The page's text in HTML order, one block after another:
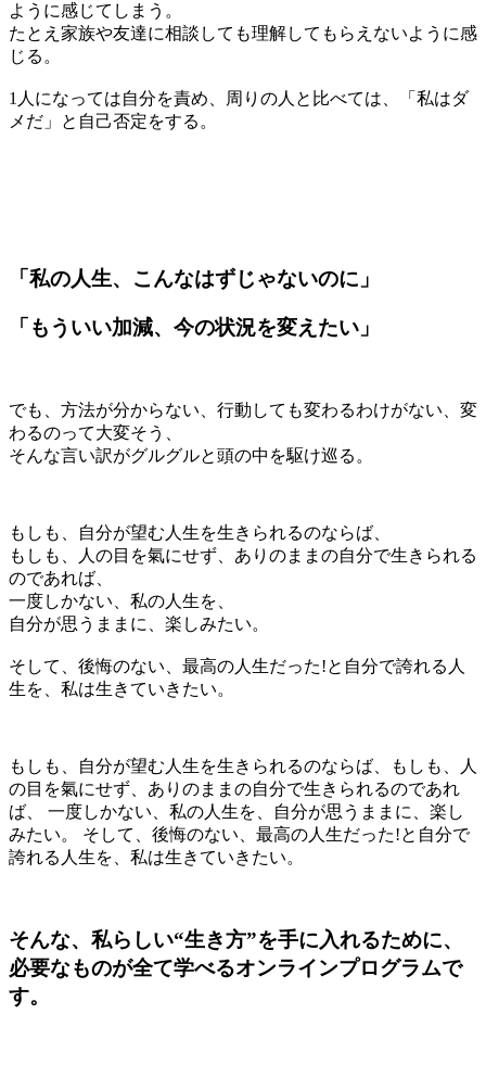
ように感じてしまう。
たとえ家族や友達に相談しても理解してもらえないように感
じる。
1人になっては自分を責め、周りの人と比べては、「私はダ
メだ」と自己否定をする。
「私の人生、こんなはずじゃないのに」
「もういい加減、今の状況を変えたい」
でも、方法が分からない、行動しても変わるわけがない、変
わるのって大変そう、
そんな言い訳がグルグルと頭の中を駆け巡る。
もしも、自分が望む人生を生きられるのならば、
もしも、人の目を氣にせず、ありのままの自分で生きられる
のであれば、
一度しかない、私の人生を、
自分が思うままに、楽しみたい。
そして、後悔のない、最高の人生だった!と自分で誇れる人
生を、私は生きていきたい。
もしも、自分が望む人生を生きられるのならば、もしも、人
の目を氣にせず、ありのままの自分で生きられるのであれ
ば、 一度しかない、私の人生を、自分が思うままに、楽し
みたい。
そして、後悔のない、最高の人生だった!と自分で
誇れる人生を、私は生きていきたい。
そんな、 私らしい“生き方”を手に入れるために、
必要なものが全て学べるオンラインプログラムで
す。